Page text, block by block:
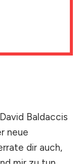
Baldaccis
neue
dir auch,